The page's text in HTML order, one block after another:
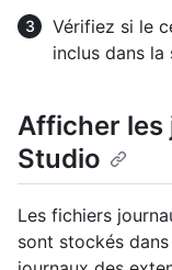
Vérifiez si le
inclus dans
Afficher les
Studio
Les fichiers
sont stockés